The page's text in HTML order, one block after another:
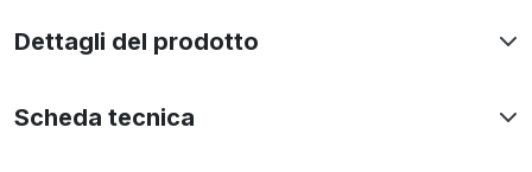
Dettagli del prodotto
Scheda tecnica